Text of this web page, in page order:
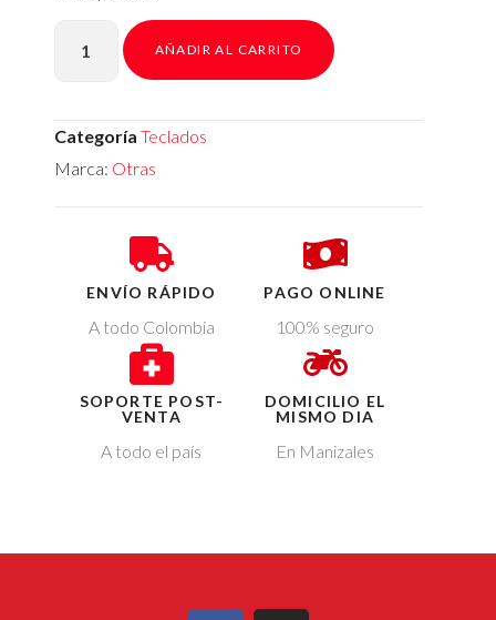
AÑADIR AL CARRITO
Categoría Teclados
Marca: Otras
ENVÍO RÁPIDO
A todo Colombia
SOPORTE POST-
VENTA
A todo el país
PAGO ONLINE
100% seguro
DOMICILIO EL
MISMO DIA
En Manizales